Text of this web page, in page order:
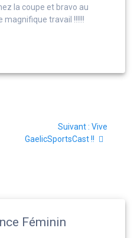
la coupe et bravo au
travail !!!!!!
Suivant : Article
suivant
Vive
GaelicSportsCast !!
Féminin